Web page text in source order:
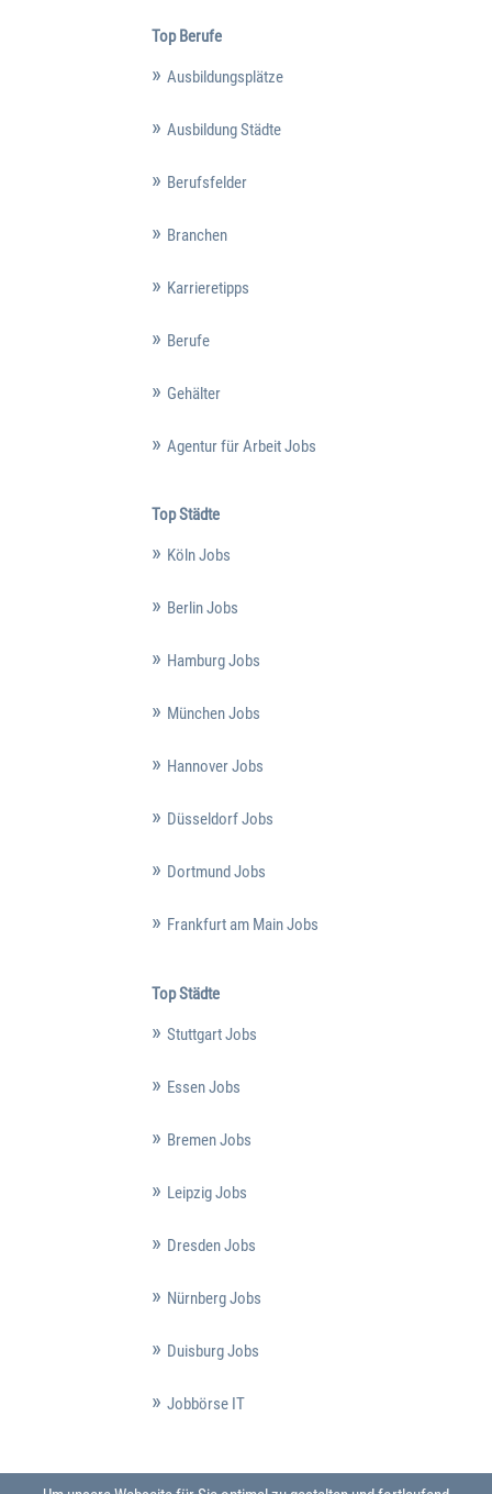
Top Berufe
Ausbildungsplätze
Ausbildung Städte
Berufsfelder
Branchen
Karrieretipps
Berufe
Gehälter
Agentur für Arbeit Jobs
Top Städte
Köln Jobs
Berlin Jobs
Hamburg Jobs
München Jobs
Hannover Jobs
Düsseldorf Jobs
Dortmund Jobs
Frankfurt am Main Jobs
Top Städte
Stuttgart Jobs
Essen Jobs
Bremen Jobs
Leipzig Jobs
Dresden Jobs
Nürnberg Jobs
Duisburg Jobs
Jobbörse IT